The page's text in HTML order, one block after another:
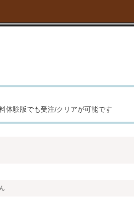
体験版でも受注/クリアが可能です